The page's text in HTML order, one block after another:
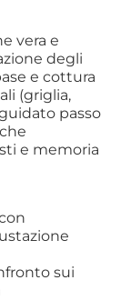
vera e
degli
e cottura
(griglia,
passo
e memoria
sui